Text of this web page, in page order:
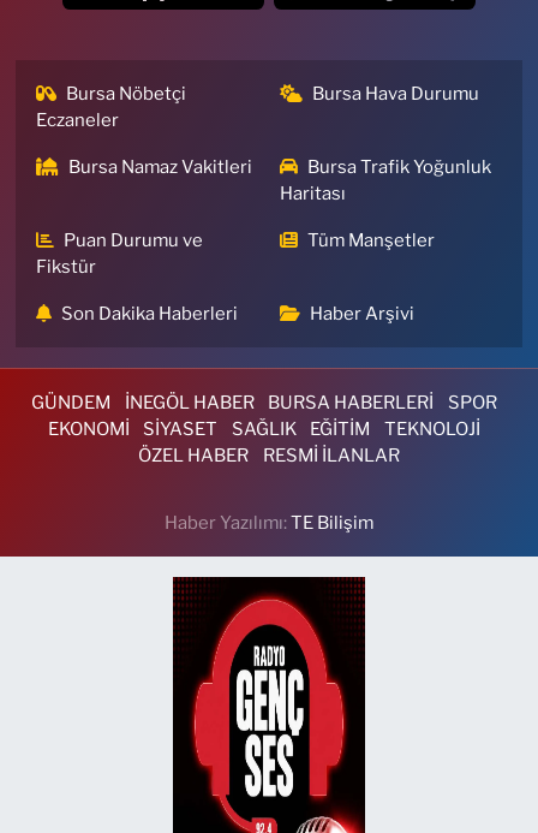
Bursa Nöbetçi
Eczaneler
Bursa Hava Durumu
Bursa Namaz Vakitleri
Bursa Trafik Yoğunluk
Haritası
Puan Durumu ve
Fikstür
Tüm Manşetler
Son Dakika Haberleri Haber Arşivi
GÜNDEM İNEGÖL HABER BURSA HABERLERİ
SPOR
EKONOMİ
SİYASET SAĞLIK EĞİTİM
TEKNOLOJİ
ÖZEL HABER
RESMİ İLANLAR
Haber Yazılımı:TE Bilişim